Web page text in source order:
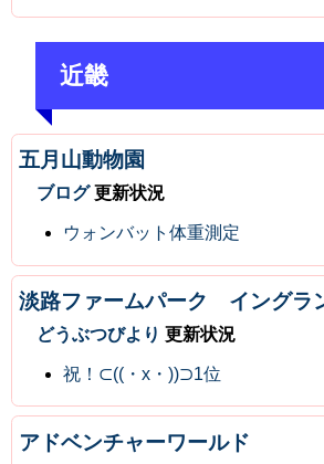
近畿
五月山動物園
ブログ更新状況
ウォンバット体重測定
淡路ファームパーク イングラ
どうぶつびより 更新状況
祝！⊂((・x・))⊃1位
アドベンチャーワールド